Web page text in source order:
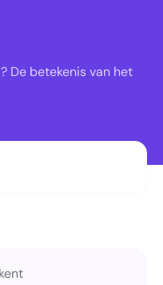
De betekenis van het